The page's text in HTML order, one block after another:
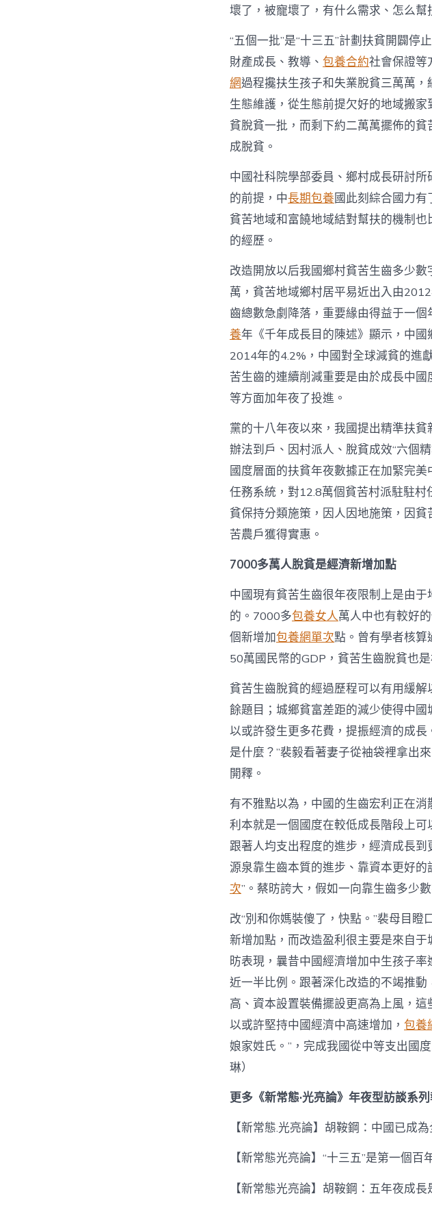
壞了，被寵壞了，有什么需求、怎么
“五個一批”是“十三五”計劃扶貧開闢停
財產成長、教導、 包養合約社會保證等
網過程攙扶生孩子和失業脫貧三萬萬
生態維護，從生態前提欠好的地域搬
貧脫貧一批，而剩下約二萬萬擺佈的貧
成脫貧。
中國社科院學部委員、鄉村成長研討
的前提，中長期包養國此刻綜合國力有
貧苦地域和富饒地域結對幫扶的機制
的經歷。
改造開放以后我國鄉村貧苦生齒多少
萬，貧苦地域鄉村居平易近出入由
齒總數急劇降落，重要緣由得益于一
養年《千年成長目的陳述》顯示，中
2014年的4.2%，中國對全球減貧的進
苦生齒的連續削減重要是由於成長中
等方面加年夜了投進。
黨的十八年夜以來，我國提出精準扶
辦法到戶、因村派人、脫貧成效“六個
國度層面的扶貧年夜數據正在加緊完
任務系統，對12.8萬個貧苦村派駐駐村
貧保持分類施策，因人因地施策，因
苦農戶獲得實惠。
7000多萬人脫貧是經濟新增加點
中國現有貧苦生齒很年夜限制上是由
的。7000多包養女人萬人中也有較好
個新增加包養網單次點。曾有學者核算
50萬國民幣的GDP，貧苦生齒脫貧也是
貧苦生齒脫貧的經過歷程可以有用緩解
餘題目；城鄉貧富差距的減少使得中
以或許發生更多花費，提振經濟的成
是什麼？”裴毅看著妻子從袖袋裡拿出
開釋。
有不雅點以為，中國的生齒宏利正在
利本就是一個國度在較低成長階段上可
跟著人均支出程度的進步，經濟成長
源泉靠生齒本質的進步、靠資本更好
次”。蔡昉誇大，假如一向靠生齒多少
改“別和你媽裝傻了，快點。”裴母目瞪
新增加點，而改造盈利很主要是來自
昉表現，曩昔中國經濟增加中生孩子
近一半比例。跟著深化改造的不竭推
高、資本設置裝備擺設更高為上風，
以或許堅持中國經濟中高速增加， 包養
娘家姓氏。”，完成我國從中等支出國
琳）
更多《新常態·光亮論》年夜型訪談系列
【新常態.光亮論】胡鞍鋼：中國已成
【新常態光亮論】“十三五”是第一個百
【新常態光亮論】胡鞍鋼：五年夜成長